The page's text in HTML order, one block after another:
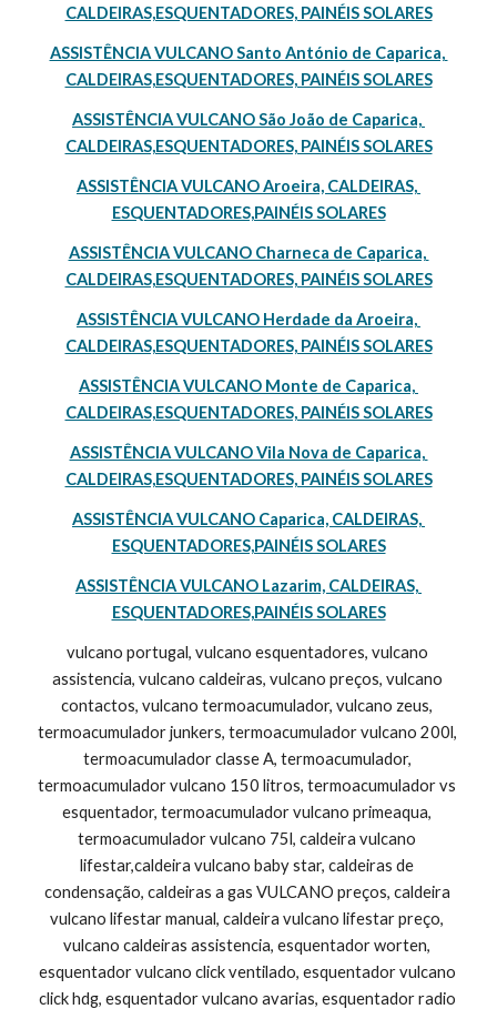
CALDEIRAS,ESQUENTADORES, PAINÉIS SOLARES
ASSISTÊNCIA VULCANO Santo António de Caparica,
CALDEIRAS,ESQUENTADORES, PAINÉIS SOLARES
ASSISTÊNCIA VULCANO São João de Caparica,
CALDEIRAS,ESQUENTADORES, PAINÉIS SOLARES
ASSISTÊNCIA VULCANO Aroeira, CALDEIRAS,
ESQUENTADORES,PAINÉIS SOLARES
ASSISTÊNCIA VULCANO Charneca de Caparica,
CALDEIRAS,ESQUENTADORES, PAINÉIS SOLARES
ASSISTÊNCIA VULCANO Herdade da Aroeira,
CALDEIRAS,ESQUENTADORES, PAINÉIS SOLARES
ASSISTÊNCIA VULCANO Monte de Caparica,
CALDEIRAS,ESQUENTADORES, PAINÉIS SOLARES
ASSISTÊNCIA VULCANO Vila Nova de Caparica,
CALDEIRAS,ESQUENTADORES, PAINÉIS SOLARES
ASSISTÊNCIA VULCANO Caparica, CALDEIRAS,
ESQUENTADORES,PAINÉIS SOLARES
ASSISTÊNCIA VULCANO Lazarim, CALDEIRAS,
ESQUENTADORES,PAINÉIS SOLARES
vulcano portugal, vulcano esquentadores, vulcano
assistencia, vulcano caldeiras, vulcano preços, vulcano
contactos, vulcano termoacumulador, vulcano zeus,
termoacumulador junkers, termoacumulador vulcano 200l,
termoacumulador classe A, termoacumulador,
termoacumulador vulcano 150 litros, termoacumulador vs
esquentador, termoacumulador vulcano primeaqua,
termoacumulador vulcano 75l, caldeira vulcano
lifestar,caldeira vulcano baby star, caldeiras de
condensação, caldeiras a gas VULCANO preços, caldeira
vulcano lifestar manual, caldeira vulcano lifestar preço,
vulcano caldeiras assistencia, esquentador worten,
esquentador vulcano click ventilado, esquentador vulcano
click hdg, esquentador vulcano avarias, esquentador radio